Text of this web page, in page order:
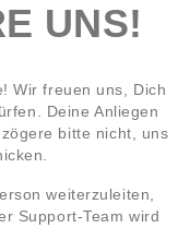
UNS!
Wir freuen uns, Dich
Deine Anliegen
bitte nicht, uns
weiterzuleiten,
Support-Team wird